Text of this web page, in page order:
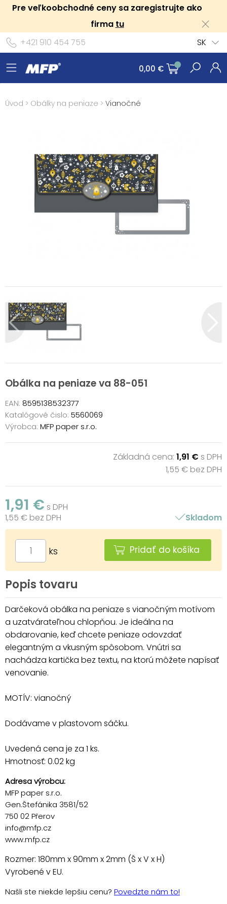
Pre veľkoobchodné ceny sa zaregistrujte ako
firma tu
+421 910 454 755
SK
0,00 €
Úvod > Obálky na peniaze > Vianočné
Obálka na peniaze va 88-051
EAN: 8595138532377
Katalógové čislo: 5560069
Výrobca: MFP paper s.r.o.
Základná cena: 1,91 € s DPH
1,55 € bez DPH
1,91 € s DPH
1,55 € bez DPH
Skladom
ks Pridať do košíka
Popis tovaru
Darčeková obálka na peniaze s vianočným motívom
a uzatvárateľnou chlopňou. Je ideálna na
obdarovanie, keď chcete peniaze odovzdať
elegantným a vkusným spôsobom. Vnútri sa
nachádza kartička bez textu, na ktorú môžete napísať
venovanie.
MOTÍV: vianočný
Dodávame v plastovom sáčku.
Uvedená cena je za 1 ks.
Hmotnosť: 0.02 kg
Adresa výrobcu:
MFP paper s.r.o.
Gen.Štefánika 3581/52
750 02 Přerov
info@mfp.cz
www.mfp.cz
Rozmer: 180mm x 90mm x 2mm (Š x V x H)
Vyrobené v EU.
Našli ste niekde lepšiu cenu? Povedzte nám to!